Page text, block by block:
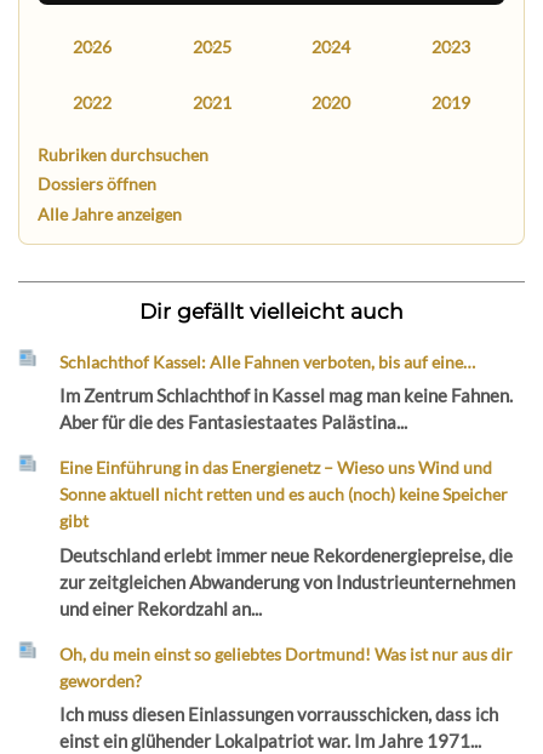
2026 2025 2024 2023
2022 2021 2020 2019
Rubriken durchsuchen
Dossiers öffnen
Alle Jahre anzeigen
Dir gefällt vielleicht auch
Schlachthof Kassel: Alle Fahnen verboten, bis auf eine…
Im Zentrum Schlachthof in Kassel mag man keine Fahnen.
Aber für die des Fantasiestaates Palästina...
Eine Einführung in das Energienetz – Wieso uns Wind und
Sonne aktuell nicht retten und es auch (noch) keine Speicher
gibt
Deutschland erlebt immer neue Rekordenergiepreise, die
zur zeitgleichen Abwanderung von Industrieunternehmen
und einer Rekordzahl an...
Oh, du mein einst so geliebtes Dortmund! Was ist nur aus dir
geworden?
Ich muss diesen Einlassungen vorrausschicken, dass ich
einst ein glühender Lokalpatriot war. Im Jahre 1971...